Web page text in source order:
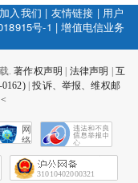
加入我们 | 友情链接 | 用户
号-1 |增值电信业务
.著作权声明 法律声明
互
|投诉、举报、维权邮
网
络
会
征
31010402000321